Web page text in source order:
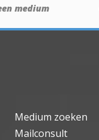
medium
Medium zoeken
Mailconsult